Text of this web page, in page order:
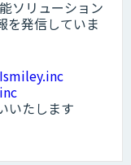
ソリューション
を発信していま
いたします